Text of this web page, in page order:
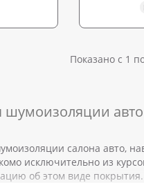
Показано с 1
шумоизоляции
салона авто,
исключительно из
об этом виде покрытия.